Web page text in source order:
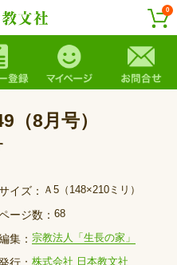
0
8月号）
イズ： Ａ5（148×210ミリ）
ージ数： 68
集： 宗教法人「生長の家」
株式会社 日本教文社